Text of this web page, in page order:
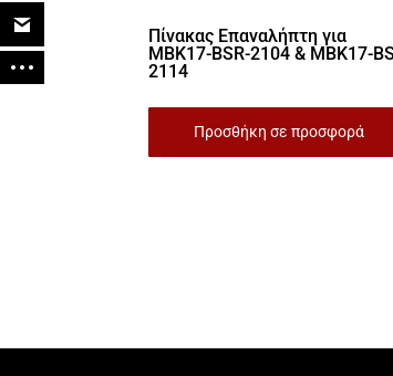
Πίνακας Επαναλήπτη για
MBK17-BSR-2104 & MBK17-
2114
Προσθήκη σε προσφορά